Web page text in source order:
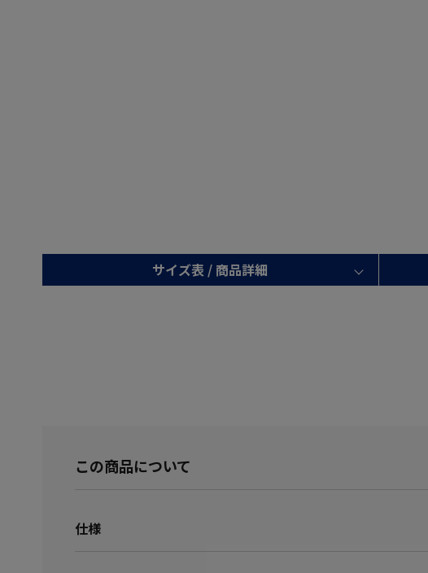
サイズ表 / 商品詳細
この商品について
仕様